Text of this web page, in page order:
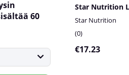
60
Star Nutrition
Star Nutrition
0
€17.23